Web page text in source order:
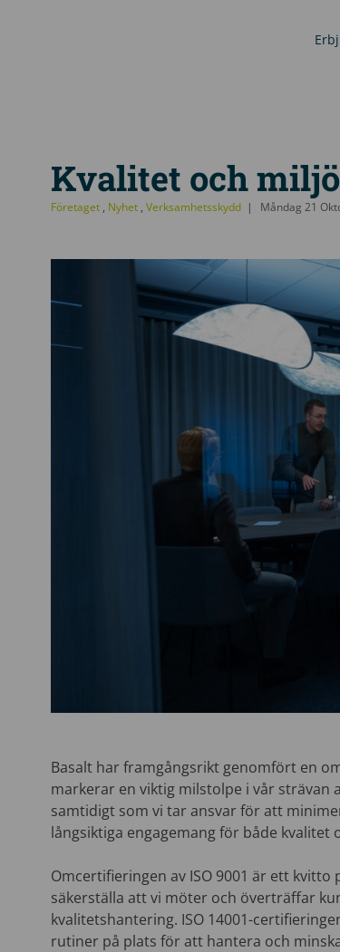
Kvalitet och
Företaget , Nyhet ,Verksamhetsskydd Måndag 21
Basalt har framgångsrikt genomfört en
markerar en viktig milstolpe i vår
samtidigt som vi tar ansvar för att
långsiktiga engagemang för både kvalitet
Omcertifieringen av ISO 9001 är ett
säkerställa att vi möter och överträffar
kvalitetshantering. ISO 14001-
rutiner på plats för att hantera och